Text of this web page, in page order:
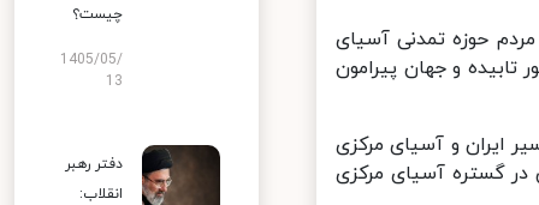
حوزه تمدنی آسیای
و جهان پیرامون
و آسیای مرکزی
گستره آسیای مرکزی
چیست؟
1405/05/
13
دفتر رهبر
انقلاب: